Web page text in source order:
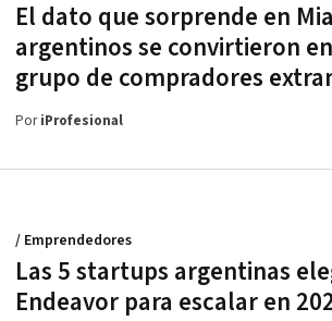
El dato que sorprende en
argentinos se convirtieron
grupo de compradores
PoriProfesional
Las 5 startups argentinas
Endeavor para escalar en
/ Emprendedores